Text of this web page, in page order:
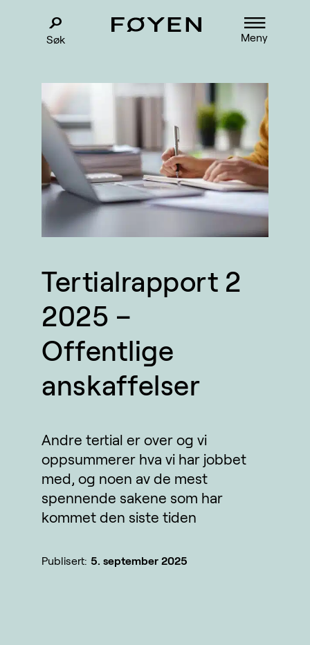
Søk Meny
Tertialrapport 2
2025 –
Offentlige
anskaffelser
Andre tertial er over og vi
oppsummerer hva vi har jobbet
med, og noen av de mest
spennende sakene som har
kommet den siste tiden
Publisert: 5. september 2025